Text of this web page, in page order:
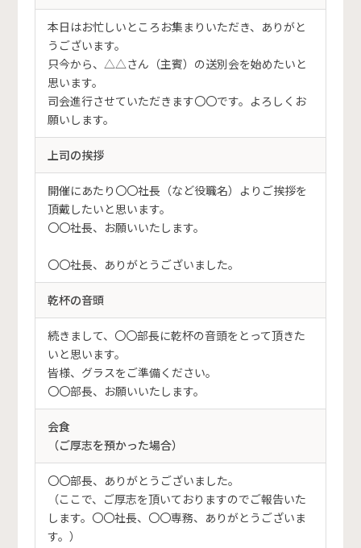
本日はお忙しいところお集まりいただき、ありがと
うございます。
只今から、△△さん（主賓）の送別会を始めたいと
思います。
司会進行させていただきます〇〇です。よろしくお
願いします。
上司の挨拶
開催にあたり〇〇社長（など役職名）よりご挨拶を
頂戴したいと思います。
〇〇社長、お願いいたします。
〇〇社長、ありがとうございました。
乾杯の音頭
続きまして、〇〇部長に乾杯の音頭をとって頂きた
いと思います。
皆様、グラスをご準備ください。
〇〇部長、お願いいたします。
会食
（ご厚志を預かった場合）
〇〇部長、ありがとうございました。
（ここで、ご厚志を頂いておりますのでご報告いた
します。〇〇社長、〇〇専務、ありがとうございま
す。）